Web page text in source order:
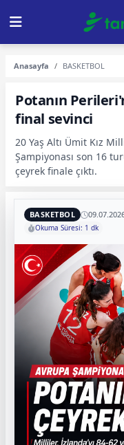
Anasayfa BASKETBOL
Potanın
final sevinci
20 Yaş Altı Ümit Kız
Şampiyonası son 16
çeyrek finale çıktı.
BASKETBOL
Okuma Süresi: 1 dk